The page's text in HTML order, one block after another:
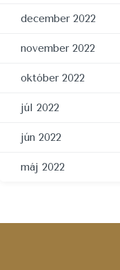
december 2022
november 2022
október 2022
júl 2022
jún 2022
máj 2022